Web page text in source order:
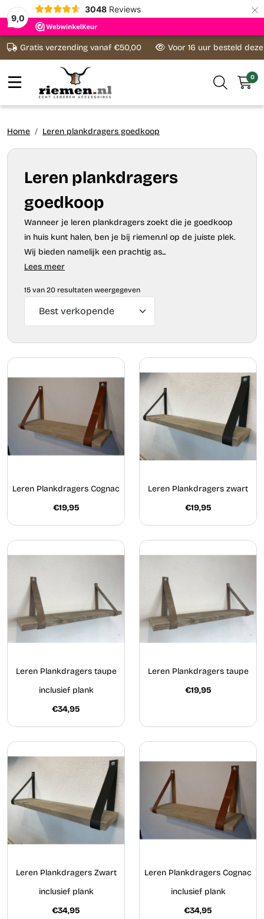
9,0
3048 Reviews ×
Ga naar content
Gratis verzending vanaf €50,00 Voor 16 uur besteld
0
Home Leren plankdragers goedkoop
Leren plankdragers
goedkoop
Wanneer je leren plankdragers zoekt die je goedkoop
in huis kunt halen, ben je bij riemen.nl op de juiste plek.
Wij bieden namelijk een prachtig as...
Lees meer
15 van 20 resultaten weergegeven
Leren Plankdragers Cognac
€19,95
Leren Plankdragers zwart
€19,95
Leren Plankdragers taupe
inclusief plank
€34,95
Leren Plankdragers taupe
€19,95
Leren Plankdragers Zwart
inclusief plank
€34,95
Leren Plankdragers Cognac
inclusief plank
€34,95